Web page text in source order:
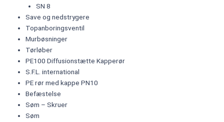
SN 8
Save og nedstrygere
Topanboringsventil
Murbøsninger
Tørløber
PE100 Diffusionstætte Kapperør
S.F.L. international
PE rør med kappe PN10
Befæstelse
Søm – Skruer
Søm